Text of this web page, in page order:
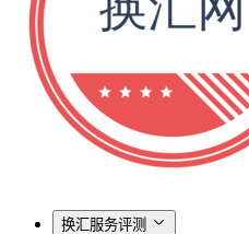
换汇服务评测